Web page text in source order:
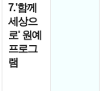
7.'함께
세상으
로' 원예
프로그
램